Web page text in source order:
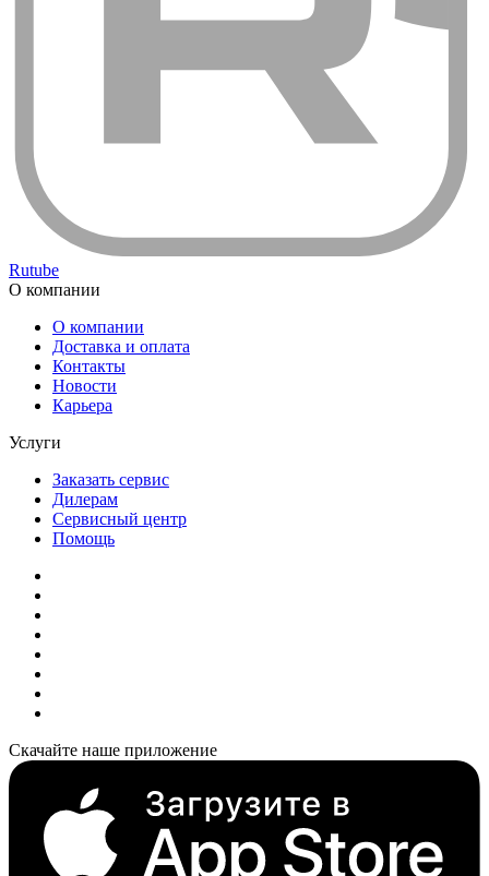
Rutube
О компании
О компании
Доставка и оплата
Контакты
Новости
Карьера
Услуги
Заказать сервис
Дилерам
Сервисный центр
Помощь
Скачайте наше приложение